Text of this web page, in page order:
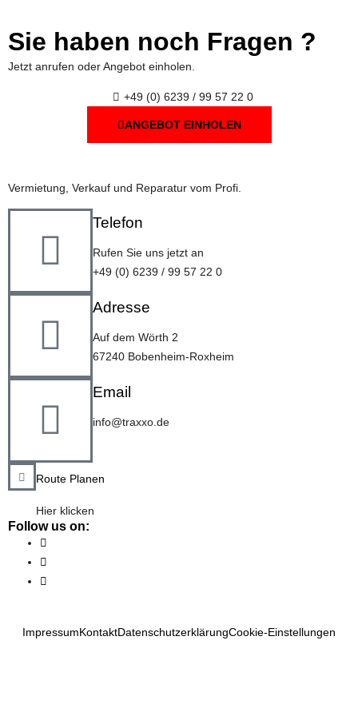
Sie haben noch Fragen ?
Jetzt anrufen oder Angebot einholen.
+49 (0) 6239 / 99 57 22 0
ANGEBOT EINHOLEN
Vermietung, Verkauf und Reparatur vom Profi.
Telefon
Rufen Sie uns jetzt an
+49 (0) 6239 / 99 57 22 0
Adresse
Auf dem Wörth 2
67240 Bobenheim-Roxheim
Email
info@traxxo.de
Route Planen
Hier klicken
Follow us on:
ImpressumKontaktDatenschutzerklärungCookie-Einstellungen